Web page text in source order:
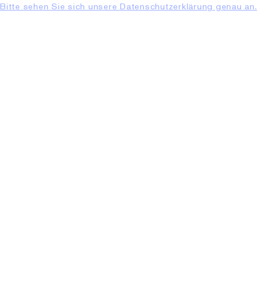
Bitte sehen Sie sich unsere Datenschutzerklärung genau an.